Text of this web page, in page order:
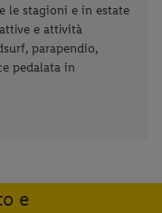
le stagioni e in estate
e attività
parapendio,
pedalata in
e